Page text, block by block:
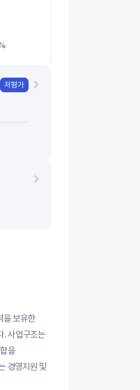
저평가
을 보유한
. 사업구조는
을
경영지원 및